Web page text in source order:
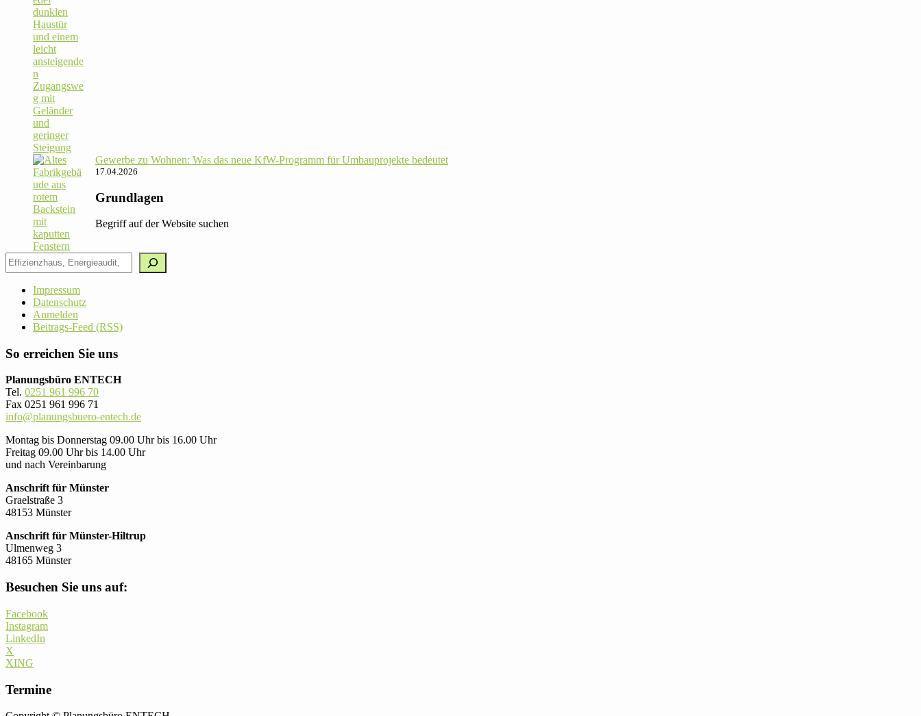
Gewerbe zu Wohnen: Was das neue KfW-Pro­gramm für Umbau­pro­jekte bedeutet
17.04.2026
Grundlagen
Begriff auf der Website suchen
Impressum
Datenschutz
Anmelden
Beitrags-Feed (RSS)
So erreichen Sie uns
Planungsbüro ENTECH
Tel. 0251 961 996 70
Fax 0251 961 996 71
info@planungsbuero-entech.de
Montag bis Donnerstag 09.00 Uhr bis 16.00 Uhr
Freitag 09.00 Uhr bis 14.00 Uhr
und nach Vereinbarung
Anschrift für Münster
Graelstraße 3
48153 Münster
Anschrift für Münster-Hiltrup
Ulmenweg 3
48165 Münster
Besuchen Sie uns auf:
Facebook
Instagram
LinkedIn
X
XING
Termine